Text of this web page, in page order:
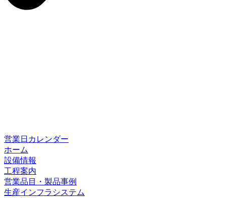
営業日カレンダー
ホーム
設備情報
工程案内
営業品目・製品事例
生産インフラシステム